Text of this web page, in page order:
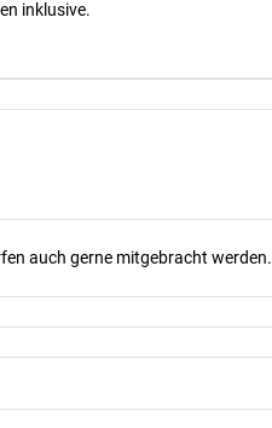
inklusive.
auch gerne mitgebracht werden.